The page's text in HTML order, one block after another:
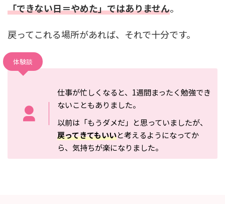
「できない日＝やめた」ではありません。
戻ってこれる場所があれば、それで十分です。
体験談
仕事が忙しくなると、1週間まったく勉強でき
ないこともありました。
以前は「もうダメだ」と思っていましたが、
戻ってきてもいいと考えるようになってか
ら、気持ちが楽になりました。